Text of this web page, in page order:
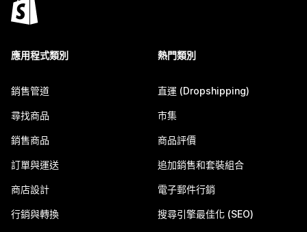
應用程式類別
銷售管道
尋找商品
銷售商品
訂單與運送
商店設計
行銷與轉換
熱門類別
直運 (Dropshipping)
市集
商品評價
追加銷售和套裝組合
電子郵件行銷
搜尋引擎最佳化 (SEO)